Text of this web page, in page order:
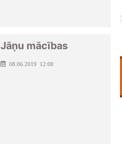
Jāņu mācības
08.06.2019 12:00